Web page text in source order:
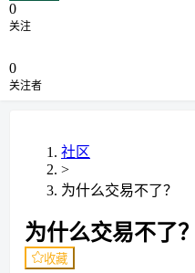
0
关注
0
关注者
社区
>
为什么交易不了？
为什么交易不了？
收藏